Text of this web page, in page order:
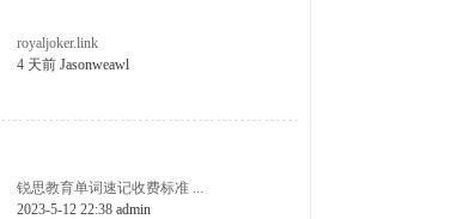
royaljoker.link
4 天前 Jasonweawl
锐思教育单词速记收费标准 ...
2023-5-12 22:38 admin